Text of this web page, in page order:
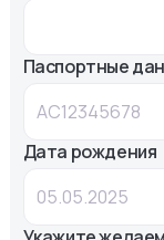
Паспортные
Дата рождения